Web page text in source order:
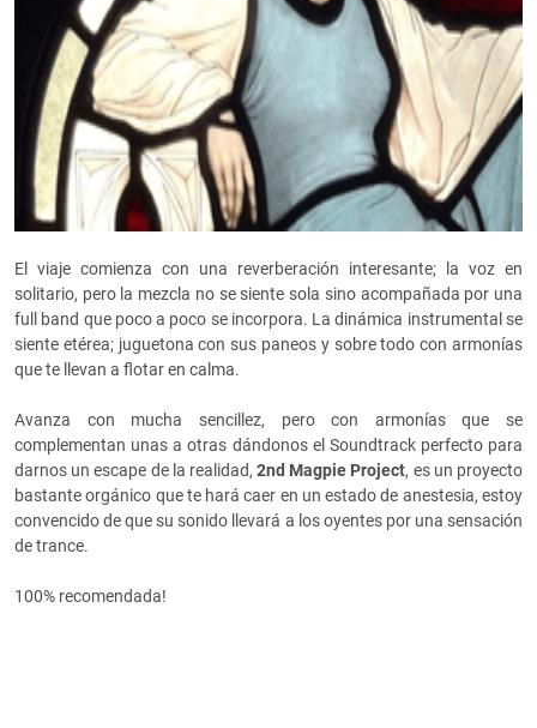
El viaje comienza con una reverberación interesante; la voz en
solitario, pero la mezcla no se siente sola sino acompañada por una
full band que poco a poco se incorpora. La dinámica instrumental se
siente etérea; juguetona con sus paneos y sobre todo con armonías
que te llevan a flotar en calma.
Avanza con mucha sencillez, pero con armonías que se
complementan unas a otras dándonos el Soundtrack perfecto para
darnos un escape de la realidad,2nd Magpie Project, es un proyecto
bastante orgánico que te hará caer en un estado de anestesia, estoy
convencido de que su sonido llevará a los oyentes por una sensación
de trance.
100% recomendada!